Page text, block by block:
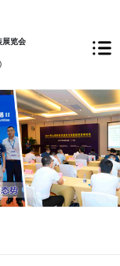
展览会